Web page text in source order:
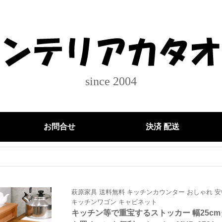
since 2004
萩原家具 送料無料 キッチンカウンター おしゃれ
キッチンワゴン キャビネット
キッチン等で重宝するストッカー 幅
お問合せ 決済 配送